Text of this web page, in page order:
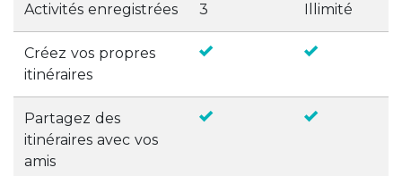
Activités enregistrées 3 Illimité
Créez vos propres
itinéraires
Partagez des
itinéraires avec vos
amis